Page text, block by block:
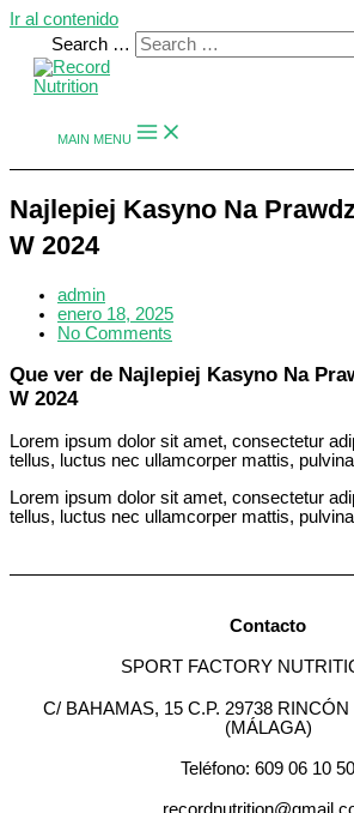
Ir al contenido
Search …
MAIN MENU
Najlepiej Kasyno Na
W 2024
admin
enero 18, 2025
No Comments
Que ver de Najlepiej Kasyno Na
W 2024
Lorem ipsum dolor sit amet, consectetur
tellus, luctus nec ullamcorper mattis,
Lorem ipsum dolor sit amet, consectetur
tellus, luctus nec ullamcorper mattis,
Contacto
SPORT FACTORY
C/ BAHAMAS, 15 C.P. 29738
(MÁLAGA)
Teléfono: 609 06 10 50